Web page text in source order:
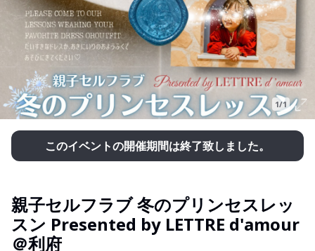
1/1
このイベントの開催期間は終了致しました。
親子セルフラブ 冬のプリンセスレッ
スン Presented by LETTRE d'amour
＠利府